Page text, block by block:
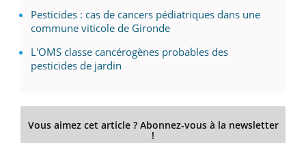
Pesticides : cas de cancers pédiatriques dans une
commune viticole de Gironde
L'OMS classe cancérogènes probables des
pesticides de jardin
Vous aimez cet article ? Abonnez-vous à la newsletter
!